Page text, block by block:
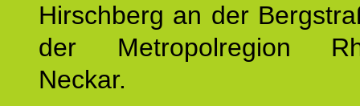
Hirschberg an der
der Metropolregion
Neckar.